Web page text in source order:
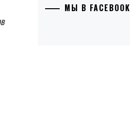
МЫ В FACEBOOK